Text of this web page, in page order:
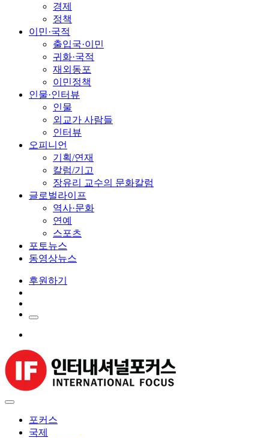
경제
정책
이민·국적
출입국·이민
귀화·국적
재외동포
이민정책
인물·인터뷰
인물
외교가 사람들
인터뷰
오피니언
기획/연재
칼럼/기고
장유리 교수의 문화칼럼
글로벌라이프
역사·문화
연예
스포츠
포토뉴스
동영상뉴스
후원하기
포커스
국제